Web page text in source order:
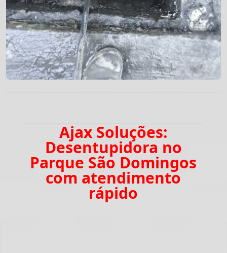
Ajax Soluções:
Desentupidora no
Parque São Domingos
com atendimento
rápido